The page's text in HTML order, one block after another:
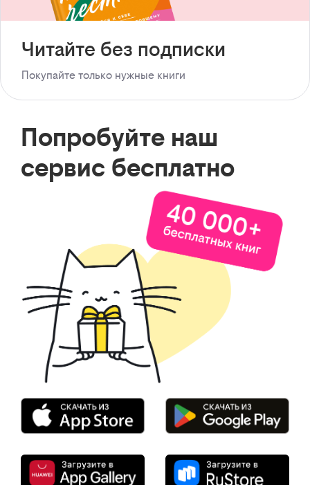
Читайте без подписки
Покупайте только нужные книги
Попробуйте наш
сервис бесплатно